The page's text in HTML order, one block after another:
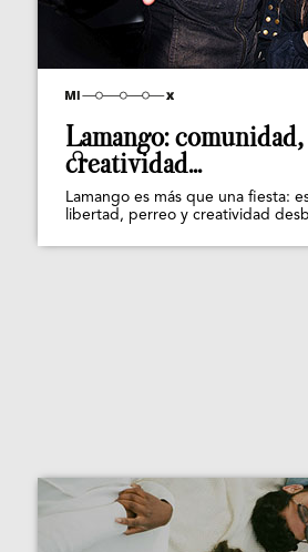
Lamango:
creatividad...
Lamango es más que una fiesta:
libertad, perreo y creatividad